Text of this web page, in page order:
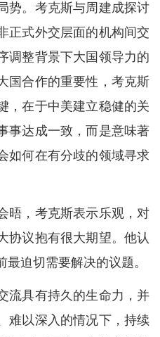
势。考克斯与周建成探讨
正式外交层面的机构间交
调整背景下大国领导力的
国合作的重要性，考克斯
，在于中美建立稳健的关
事达成一致，而是意味著
如何在有分歧的领域寻求
晤，考克斯表示乐观，对
协议抱有很大期望。他认
迫切需要解决的议题。
流具有持久的生命力，并
难以深入的情况下，持续